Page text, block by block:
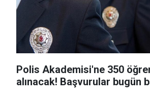
Polis Akademisi'ne 350
alınacak! Başvurular bugün